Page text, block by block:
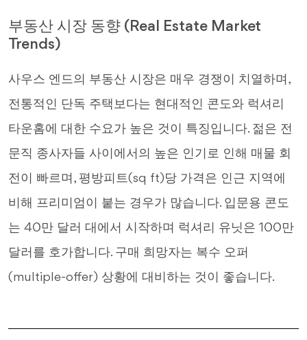
부동산 시장 동향 (Real Estate Market
Trends)
사우스 엔드의 부동산 시장은 매우 경쟁이 치열하며,
전통적인 단독 주택보다는 현대적인 콘도와 럭셔리
타운홈에 대한 수요가 높은 것이 특징입니다. 젊은 전
문직 종사자들 사이에서의 높은 인기로 인해 매물 회
전이 빠르며, 평방피트(sq ft)당 가격은 인근 지역에
비해 프리미엄이 붙는 경우가 많습니다. 입문용 콘도
는 40만 달러 대에서 시작하며 럭셔리 유닛은 100만
달러를 호가합니다. 구매 희망자는 복수 오퍼
(multiple-offer) 상황에 대비하는 것이 좋습니다.